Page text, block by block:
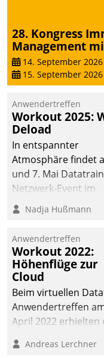
28. Kongress
Management
14. September 2026
15. September 2026
Anwendertreffen
Workout 2025:
Deload
In entspannter
Atmosphäre findet
und 7. Mai
Netzwerk-Event im
Kunden- und
statt. Zentrale Frage:
Mammutprojekte
meistern und
wuppen – bei
anspruchsvollen
Aufgaben und
abnehmendem
Nadja Hußmann
Anwendertreffen
Workout 2022:
Höhenflüge zur
Cloud
Beim virtuellen
Anwendertreffen
April 2022 erhielten
Teilnehmer
Andreas Lerchner